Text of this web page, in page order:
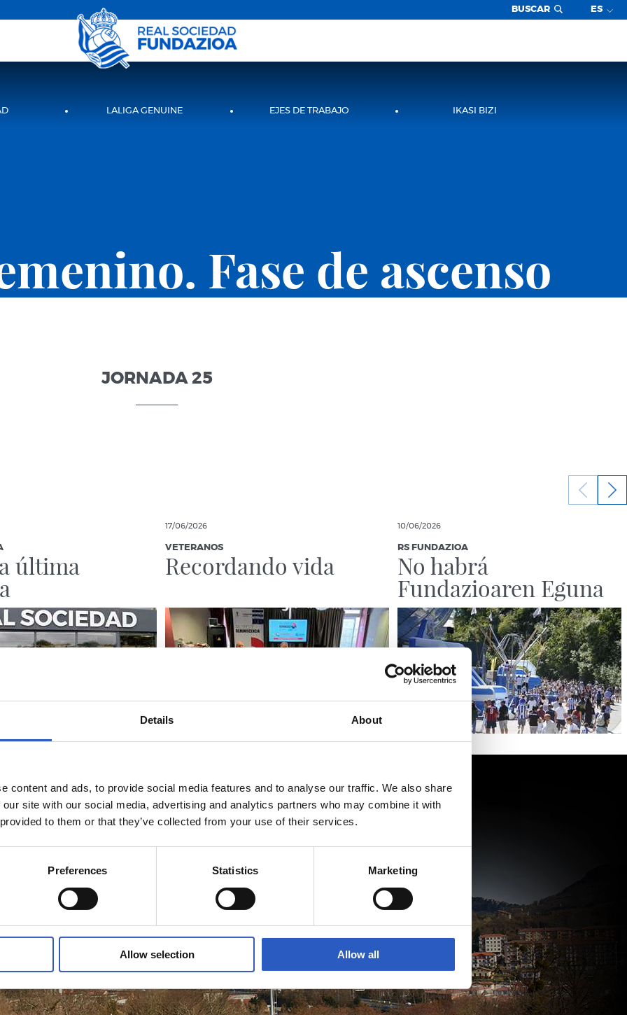
Details About
content and ads, to provide social media features and to analyse our traffic. We also share
site with our social media, advertising and analytics partners who may combine it with
to them or that they’ve collected from your use of their services.
Preferences Statistics Marketing
Allow selection Allow all
BUSCAR ES
LALIGA GENUINE EJES DE TRABAJO IKASI BIZI
Fase de ascenso
JORNADA 25
última
17/06/2026
VETERANOS
Recordando vida
10/06/2026
RS FUNDAZIOA
No habrá
Fundazioaren Eguna